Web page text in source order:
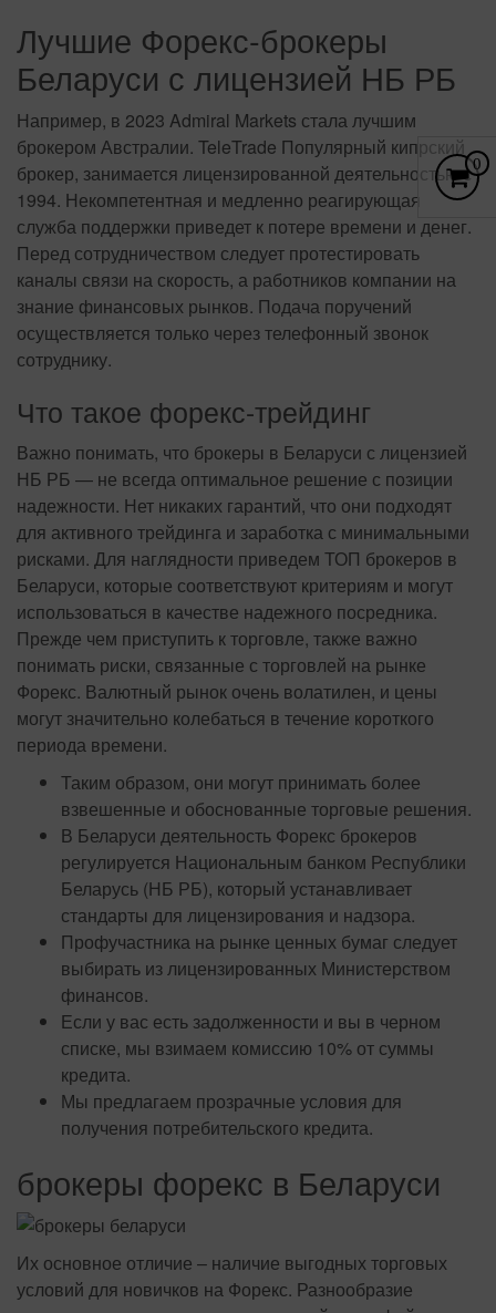
Лучшие Форекс-брокеры
Беларуси с лицензией НБ РБ
Например, в 2023 Admiral Markets стала лучшим
брокером Австралии. TeleTrade Популярный кипрский
брокер, занимается лицензированной деятельностью с
1994. Некомпетентная и медленно реагирующая
служба поддержки приведет к потере времени и денег.
Перед сотрудничеством следует протестировать
каналы связи на скорость, а работников компании на
знание финансовых рынков. Подача поручений
осуществляется только через телефонный звонок
сотруднику.
Что такое форекс-трейдинг
Важно понимать, что брокеры в Беларуси с лицензией
НБ РБ — не всегда оптимальное решение с позиции
надежности. Нет никаких гарантий, что они подходят
для активного трейдинга и заработка с минимальными
рисками. Для наглядности приведем ТОП брокеров в
Беларуси, которые соответствуют критериям и могут
использоваться в качестве надежного посредника.
Прежде чем приступить к торговле, также важно
понимать риски, связанные с торговлей на рынке
Форекс. Валютный рынок очень волатилен, и цены
могут значительно колебаться в течение короткого
периода времени.
Таким образом, они могут принимать более
взвешенные и обоснованные торговые решения.
В Беларуси деятельность Форекс брокеров
регулируется Национальным банком Республики
Беларусь (НБ РБ), который устанавливает
стандарты для лицензирования и надзора.
Профучастника на рынке ценных бумаг следует
выбирать из лицензированных Министерством
финансов.
Если у вас есть задолженности и вы в черном
списке, мы взимаем комиссию 10% от суммы
кредита.
Мы предлагаем прозрачные условия для
получения потребительского кредита.
брокеры форекс в Беларуси
Их основное отличие – наличие выгодных торговых
условий для новичков на Форекс. Разнообразие
0
ES